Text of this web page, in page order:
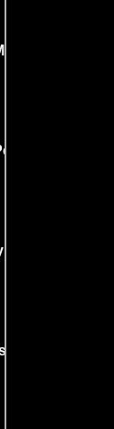
G. Kendrick
Huddleston